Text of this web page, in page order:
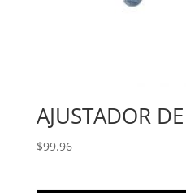
AJUSTADOR
$99.96